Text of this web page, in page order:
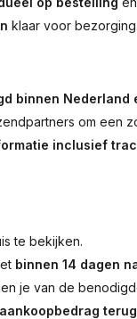
klaar voor bezorging.
binnen Nederland
om een
inclusief
te bekijken.
binnen 14 dagen
je van de
aankoopbedrag terug